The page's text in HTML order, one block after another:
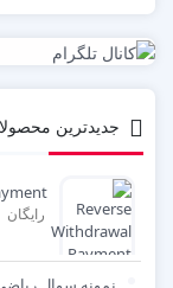
جدیدترین
رایگان